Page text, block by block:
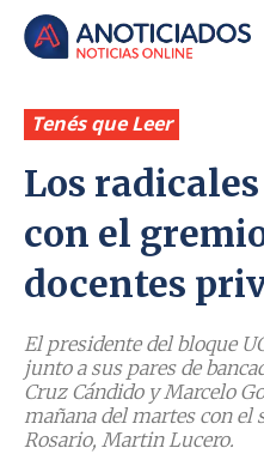
Tenés que Leer
Los
con el
docentes
El presidente del bloque
junto a sus pares de
Cruz Cándido y Marcelo
mañana del martes con el
Rosario, Martin Lucero.